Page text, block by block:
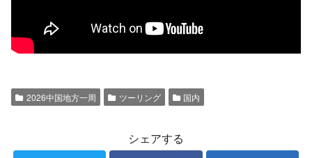
2026中国地方一周 ツーリング 国内
シェアする